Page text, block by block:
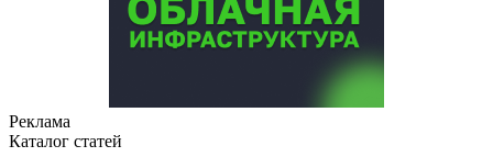
Реклама
Каталог статей